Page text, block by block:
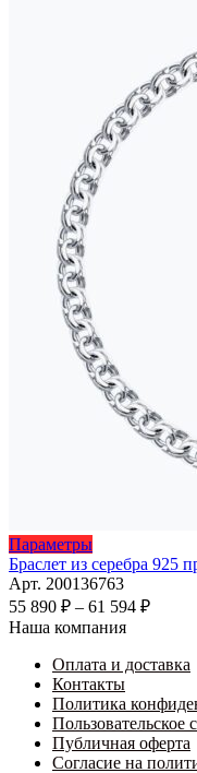
странице
товара.
455 ₽
ПараметрыЭтот
товар
имеет
несколько
вариаций.
можно
выбрать
на
странице
товара.
Браслет из серебра 925
Арт. 200136763
55 890 ₽ – 61 594 ₽
890 ₽
61
594 ₽
Наша компания
Оплата и доставка
Контакты
Политика
Пользовательское
Публичная оферта
Согласие на